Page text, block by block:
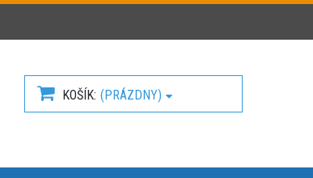
KOŠÍK (PRÁZDNY)